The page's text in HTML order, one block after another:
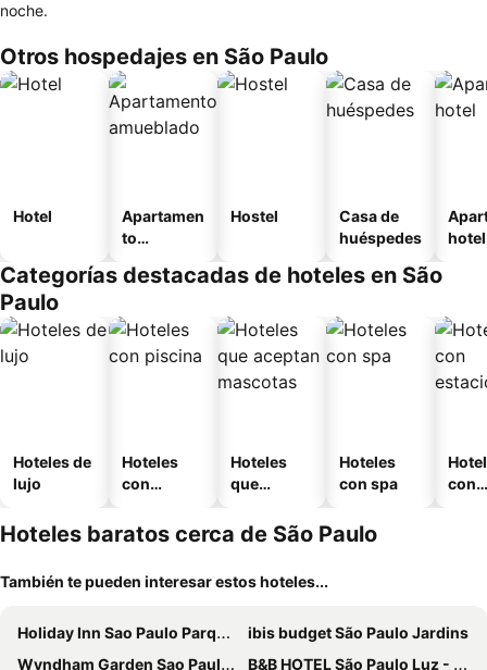
noche.
Otros hospedajes en São Paulo
Hotel
Apartamen
to
o
Hostel
Casa de
huéspedes
hotel
Categorías destacadas de hoteles en São
Paulo
Hoteles de
lujo
Hoteles
con
Hoteles
que
mascotas
Hoteles
con spa
con
Hoteles baratos cerca de São Paulo
También te pueden interesar estos hoteles...
Holiday Inn Sao Paulo Parque Anhembi By Ihg
ibis budget São Paulo Jardins
Wyndham Garden Sao Paulo Convention Nortel
B&B HOTEL São Paulo Luz - Centro